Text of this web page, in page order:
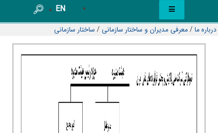
EN
درباره ما/معرفی مدیران و ساختار سازمانی / ساختار سازمانی